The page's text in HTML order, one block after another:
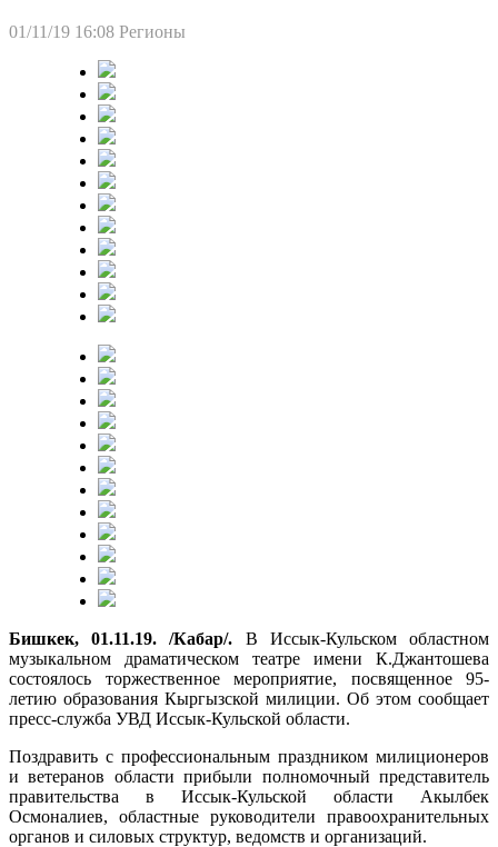
01/11/19 16:08 Регионы
Бишкек, 01.11.19. /Кабар/. В Иссык-Кульском областном
музыкальном драматическом театре имени К.Джантошева
состоялось торжественное мероприятие, посвященное 95-
летию образования Кыргызской милиции. Об этом сообщает
пресс-служба УВД Иссык-Кульской области.
Поздравить с профессиональным праздником милиционеров
и ветеранов области прибыли полномочный представитель
правительства в Иссык-Кульской области Акылбек
Осмоналиев, областные руководители правоохранительных
органов и силовых структур, ведомств и организаций.